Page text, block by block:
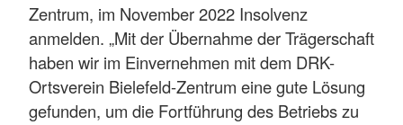
Zentrum, im November 2022 Insolvenz
anmelden. „Mit der Übernahme der Trägerschaft
haben wir im Einvernehmen mit dem DRK-
Ortsverein Bielefeld-Zentrum eine gute Lösung
gefunden, um die Fortführung des Betriebs zu